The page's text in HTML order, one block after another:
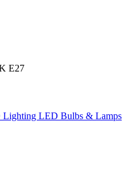
E27
Lighting LED Bulbs & Lamps